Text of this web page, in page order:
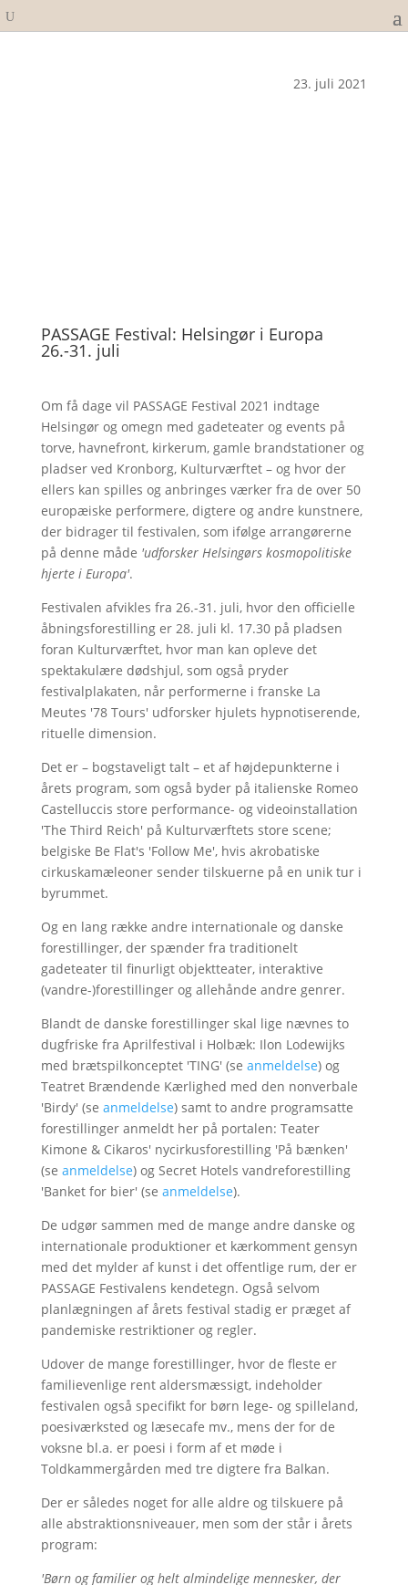
23. juli 2021
PASSAGE Festival: Helsingør i Europa
26.-31. juli
Om få dage vil PASSAGE Festival 2021 indtage
Helsingør og omegn med gadeteater og events på
torve, havnefront, kirkerum, gamle brandstationer og
pladser ved Kronborg, Kulturværftet – og hvor der
ellers kan spilles og anbringes værker fra de over 50
europæiske performere, digtere og andre kunstnere,
der bidrager til festivalen, som ifølge arrangørerne
på denne måde 'udforsker Helsingørs kosmopolitiske
hjerte i Europa'.
Festivalen afvikles fra 26.-31. juli, hvor den officielle
åbningsforestilling er 28. juli kl. 17.30 på pladsen
foran Kulturværftet, hvor man kan opleve det
spektakulære dødshjul, som også pryder
festivalplakaten, når performerne i franske La
Meutes '78 Tours' udforsker hjulets hypnotiserende,
rituelle dimension.
Det er – bogstaveligt talt – et af højdepunkterne i
årets program, som også byder på italienske Romeo
Castelluccis store performance- og videoinstallation
'The Third Reich' på Kulturværftets store scene;
belgiske Be Flat's 'Follow Me', hvis akrobatiske
cirkuskamæleoner sender tilskuerne på en unik tur i
byrummet.
Og en lang række andre internationale og danske
forestillinger, der spænder fra traditionelt
gadeteater til finurligt objektteater, interaktive
(vandre-)forestillinger og allehånde andre genrer.
Blandt de danske forestillinger skal lige nævnes to
dugfriske fra Aprilfestival i Holbæk: Ilon Lodewijks
med brætspilkonceptet 'TING' (se anmeldelse) og
Teatret Brændende Kærlighed med den nonverbale
'Birdy' (se anmeldelse) samt to andre programsatte
forestillinger anmeldt her på portalen: Teater
Kimone & Cikaros' nycirkusforestilling 'På bænken'
(se anmeldelse) og Secret Hotels vandreforestilling
'Banket for bier' (se anmeldelse).
De udgør sammen med de mange andre danske og
internationale produktioner et kærkomment gensyn
med det mylder af kunst i det offentlige rum, der er
PASSAGE Festivalens kendetegn. Også selvom
planlægningen af årets festival stadig er præget af
pandemiske restriktioner og regler.
Udover de mange forestillinger, hvor de fleste er
familievenlige rent aldersmæssigt, indeholder
festivalen også specifikt for børn lege- og spilleland,
poesiværksted og læsecafe mv., mens der for de
voksne bl.a. er poesi i form af et møde i
Toldkammergården med tre digtere fra Balkan.
Der er således noget for alle aldre og tilskuere på
alle abstraktionsniveauer, men som der står i årets
program:
'Børn og familier og helt almindelige mennesker, der